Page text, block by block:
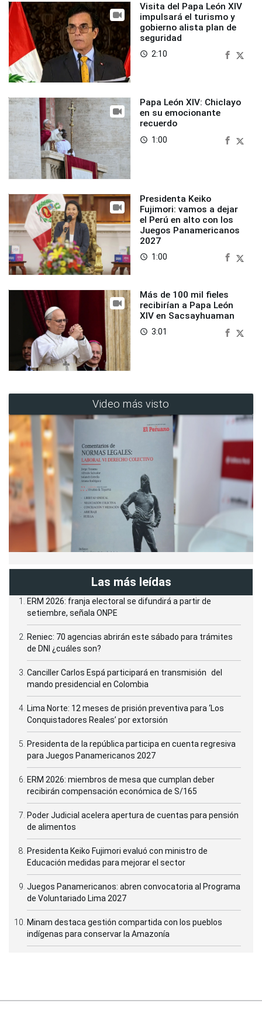
Visita del Papa León XIV
impulsará el turismo y
gobierno alista plan de
seguridad
access_time 2:10
Papa León XIV: Chiclayo
en su emocionante
recuerdo
access_time 1:00
Presidenta Keiko
Fujimori: vamos a dejar
el Perú en alto con los
Juegos Panamericanos
2027
access_time 1:00
Más de 100 mil fieles
recibirían a Papa León
XIV en Sacsayhuaman
access_time 3:01
Video más visto
Las más leídas
ERM 2026: franja electoral se difundirá a partir de
setiembre, señala ONPE
Reniec: 70 agencias abrirán este sábado para trámites
de DNI ¿cuáles son?
Canciller Carlos Espá participará en transmisión del
mando presidencial en Colombia
Lima Norte: 12 meses de prisión preventiva para ‘Los
Conquistadores Reales’ por extorsión
Presidenta de la república participa en cuenta regresiva
para Juegos Panamericanos 2027
ERM 2026: miembros de mesa que cumplan deber
recibirán compensación económica de S/165
Poder Judicial acelera apertura de cuentas para pensión
de alimentos
Presidenta Keiko Fujimori evaluó con ministro de
Educación medidas para mejorar el sector
Juegos Panamericanos: abren convocatoria al Programa
de Voluntariado Lima 2027
Minam destaca gestión compartida con los pueblos
indígenas para conservar la Amazonía